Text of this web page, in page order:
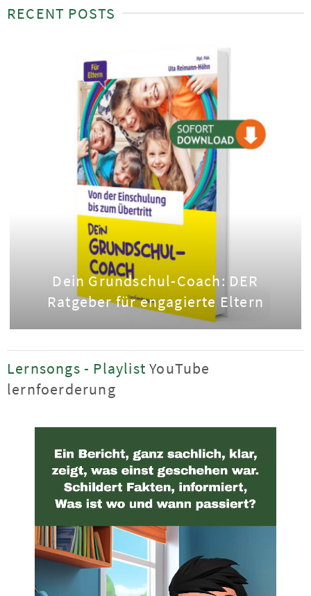
RECENT POSTS
Dein Grundschul-Coach: DER
Ratgeber für engagierte Eltern
Lernsongs - PlaylistYouTube
lernfoerderung